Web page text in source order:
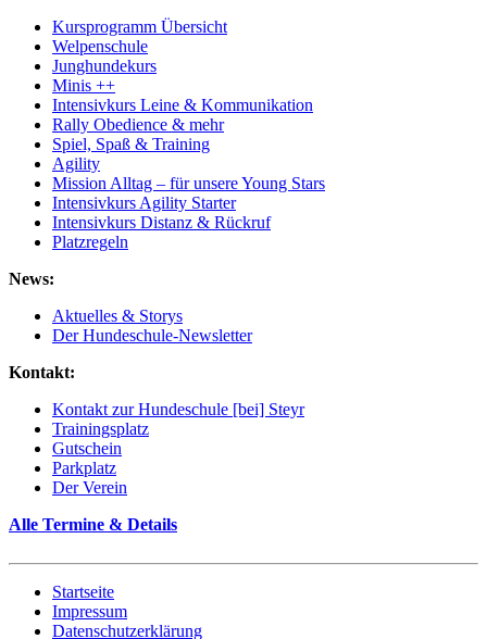
Kursprogramm Übersicht
Welpenschule
Junghundekurs
Minis ++
Intensivkurs Leine & Kommunikation
Rally Obedience & mehr
Spiel, Spaß & Training
Agility
Mission Alltag – für unsere Young Stars
Intensivkurs Agility Starter
Intensivkurs Distanz & Rückruf
Platzregeln
News:
Aktuelles & Storys
Der Hundeschule-Newsletter
Kontakt:
Kontakt zur Hundeschule [bei] Steyr
Trainingsplatz
Gutschein
Parkplatz
Der Verein
Alle Termine & Details
Startseite
Impressum
Datenschutzerklärung